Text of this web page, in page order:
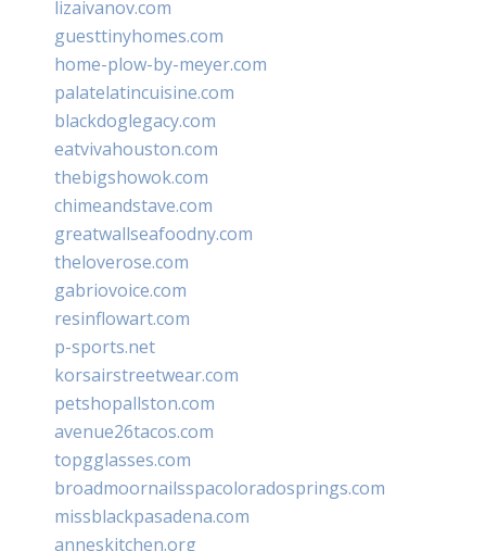
lizaivanov.com
guesttinyhomes.com
home-plow-by-meyer.com
palatelatincuisine.com
blackdoglegacy.com
eatvivahouston.com
thebigshowok.com
chimeandstave.com
greatwallseafoodny.com
theloverose.com
gabriovoice.com
resinflowart.com
p-sports.net
korsairstreetwear.com
petshopallston.com
avenue26tacos.com
topgglasses.com
broadmoornailsspacoloradosprings.com
missblackpasadena.com
anneskitchen.org